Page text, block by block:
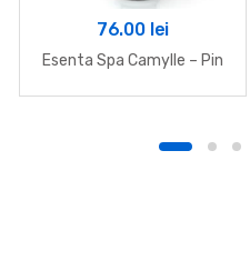
76.00 lei
Esenta Spa Camylle – Pin